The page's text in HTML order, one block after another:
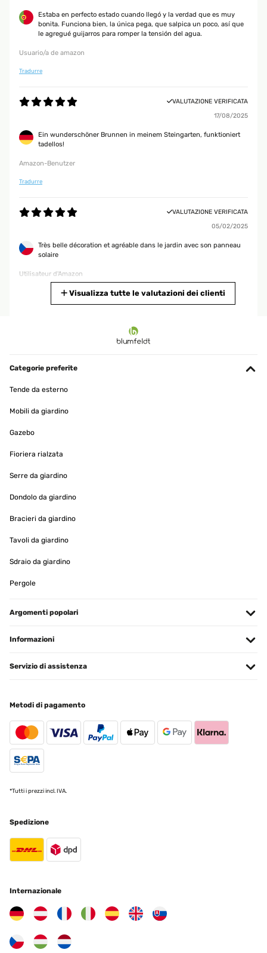
Estaba en perfecto estado cuando llegó y la verdad que es muy
bonita. Funciona bien, la única pega, que salpica un poco, así que
le agregué guijarros para romper la tensión del agua.
Usuario/a de amazon
Tradurre
VALUTAZIONE VERIFICATA
17/08/2025
Ein wunderschöner Brunnen in meinem Steingarten, funktioniert
tadellos!
Amazon-Benutzer
Tradurre
VALUTAZIONE VERIFICATA
05/02/2025
Très belle décoration et agréable dans le jardin avec son panneau
solaire
Utilisateur d'Amazon
Raumluft!
den Fotos. Solarpanel wirkt sehr hochwertig. Dank eingebauter
aus. Alles in Allem ein sehr schöner Brunnen!!! Ich freu mich,
Amazon-Benutzer
Tradurre
Utente Amazon
Tradurre
Ich wollte auf dem Balkon eine kleine Oase der Entspannung
.daher entschied ich mich für diesen Brunnen. Was mich
beeindruckt ist die Kraft der Pumpe und Ausdauer des Akkus mit
solar Energie hält wirklich lange auch wenn die Sonne schon lange
tollUpdate auch nach einem Umzug ein Jahr später weiterhin
aber logisch ist ich würde den wieder kaufen
Tradurre
Visualizza tutte le valutazioni dei clienti
Categorie preferite
Tende da esterno
Mobili da giardino
Gazebo
Fioriera rialzata
Serre da giardino
Dondolo da giardino
Bracieri da giardino
Tavoli da giardino
Sdraio da giardino
Pergole
Argomenti popolari
Informazioni
Servizio di assistenza
Metodi di pagamento
*Tutti i prezzi incl. IVA.
Spedizione
Internazionale